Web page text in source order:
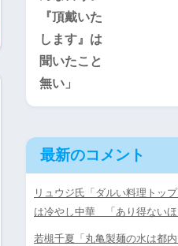
最新のコメント
リュウジ氏「ダルい料理トッ
は冷やし中華 「あり得ないほ
若槻千夏「丸亀製麺の水は都